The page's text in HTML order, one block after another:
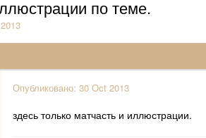
по теме.
Опубликовано:30 Oct 2013
здесь только матчасть и иллюстрации.